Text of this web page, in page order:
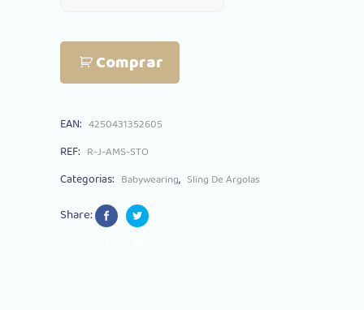
Argolas
Amsterdam
quantity
Comprar
EAN: 4250431352605
REF: R-J-AMS-STO
Categorias: Babywearing, Sling De Argolas
Share: